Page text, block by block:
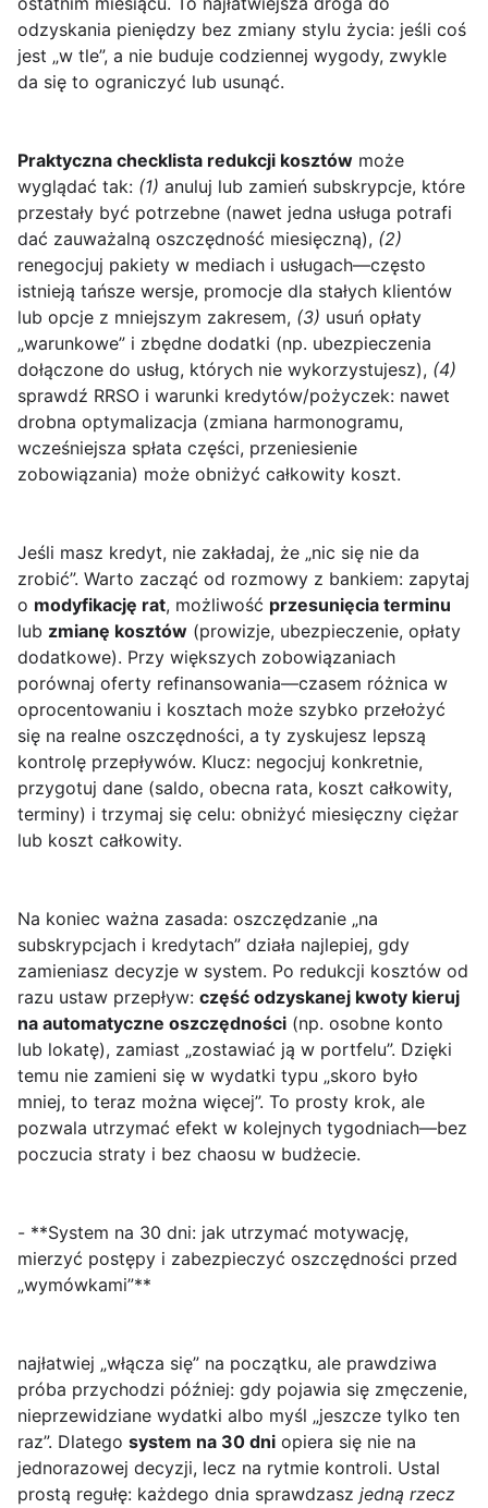
odzyskania pieniędzy bez zmiany stylu życia: jeśli coś
jest „w tle”, a nie buduje codziennej wygody, zwykle
da się to ograniczyć lub usunąć.
Praktyczna checklista redukcji kosztów może
wyglądać tak: (1) anuluj lub zamień subskrypcje, które
przestały być potrzebne (nawet jedna usługa potrafi
dać zauważalną oszczędność miesięczną), (2)
renegocjuj pakiety w mediach i usługach—często
istnieją tańsze wersje, promocje dla stałych klientów
lub opcje z mniejszym zakresem, (3) usuń opłaty
„warunkowe” i zbędne dodatki (np. ubezpieczenia
dołączone do usług, których nie wykorzystujesz), (4)
sprawdź RRSO i warunki kredytów/pożyczek: nawet
drobna optymalizacja (zmiana harmonogramu,
wcześniejsza spłata części, przeniesienie
zobowiązania) może obniżyć całkowity koszt.
Jeśli masz kredyt, nie zakładaj, że „nic się nie da
zrobić”. Warto zacząć od rozmowy z bankiem: zapytaj
o modyfikację rat, możliwość przesunięcia terminu
lub zmianę kosztów (prowizje, ubezpieczenie, opłaty
dodatkowe). Przy większych zobowiązaniach
porównaj oferty refinansowania—czasem różnica w
oprocentowaniu i kosztach może szybko przełożyć
się na realne oszczędności, a ty zyskujesz lepszą
kontrolę przepływów. Klucz: negocjuj konkretnie,
przygotuj dane (saldo, obecna rata, koszt całkowity,
terminy) i trzymaj się celu: obniżyć miesięczny ciężar
lub koszt całkowity.
Na koniec ważna zasada: oszczędzanie „na
subskrypcjach i kredytach” działa najlepiej, gdy
zamieniasz decyzje w system. Po redukcji kosztów od
razu ustaw przepływ: część odzyskanej kwoty kieruj
na automatyczne oszczędności (np. osobne konto
lub lokatę), zamiast „zostawiać ją w portfelu”. Dzięki
temu nie zamieni się w wydatki typu „skoro było
mniej, to teraz można więcej”. To prosty krok, ale
pozwala utrzymać efekt w kolejnych tygodniach—bez
poczucia straty i bez chaosu w budżecie.
- **System na 30 dni: jak utrzymać motywację,
mierzyć postępy i zabezpieczyć oszczędności przed
„wymówkami”**
najłatwiej „włącza się” na początku, ale prawdziwa
próba przychodzi później: gdy pojawia się zmęczenie,
nieprzewidziane wydatki albo myśl „jeszcze tylko ten
raz”. Dlatego system na 30 dni opiera się nie na
jednorazowej decyzji, lecz na rytmie kontroli. Ustal
prostą regułę: każdego dnia sprawdzasz jedną rzecz